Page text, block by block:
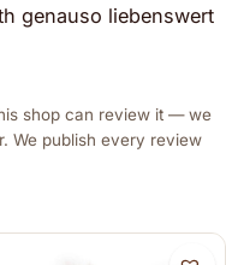
genauso liebenswert
shop can review it — we
We publish every review